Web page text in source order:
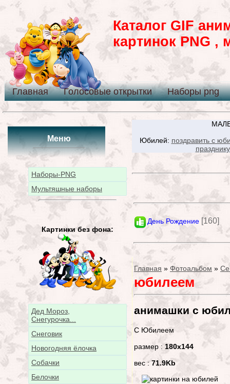
Каталог GIF
картинок PNG ,
Главная Голосовые открытки Наборы png
Меню
Наборы-PNG
Мультяшные наборы
Картинки без фона:
Дед Мороз,
Снегурочка...
Снеговик
Новогодняя ёлочка
Собачки
Белочки
Юбилей: поздравить с
празднику
День Рождение [160]
Главная » Фотоальбом »
юбилеем
анимашки с
С Юбилеем
размер : 180x144
вес :71.9Kb